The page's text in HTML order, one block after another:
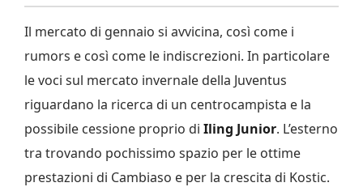
Il mercato di gennaio si avvicina, così come i
rumors e così come le indiscrezioni. In particolare
le voci sul mercato invernale della Juventus
riguardano la ricerca di un centrocampista e la
possibile cessione proprio di Iling Junior. L’esterno
tra trovando pochissimo spazio per le ottime
prestazioni di Cambiaso e per la crescita di Kostic.